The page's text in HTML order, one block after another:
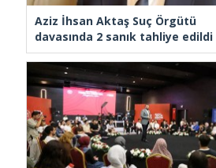
Aziz İhsan Aktaş Suç Örgütü
davasında 2 sanık tahliye edildi